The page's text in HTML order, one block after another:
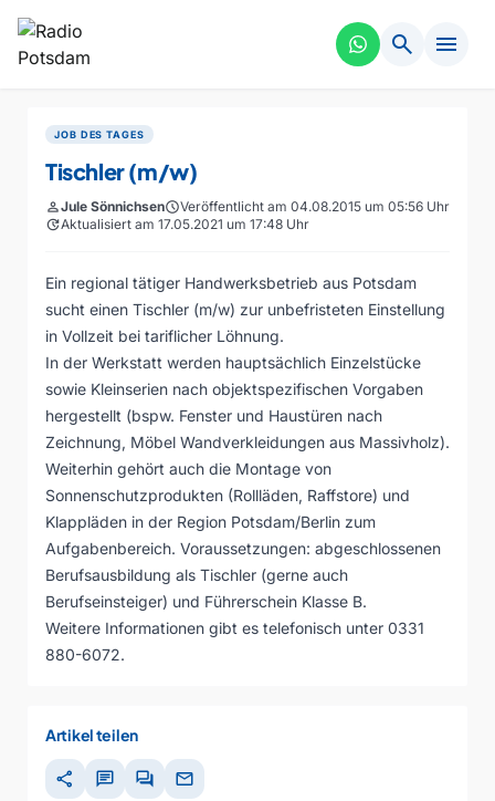
search menu
JOB DES TAGES
Tischler (m/w)
personJule SönnichsenscheduleVeröffentlicht am 04.08.2015 um 05:56 Uhr
updateAktualisiert am 17.05.2021 um 17:48 Uhr
Ein regional tätiger Handwerksbetrieb aus Potsdam
sucht einen Tischler (m/w) zur unbefristeten Einstellung
in Vollzeit bei tariflicher Löhnung.
In der Werkstatt werden hauptsächlich Einzelstücke
sowie Kleinserien nach objektspezifischen Vorgaben
hergestellt (bspw. Fenster und Haustüren nach
Zeichnung, Möbel Wandverkleidungen aus Massivholz).
Weiterhin gehört auch die Montage von
Sonnenschutzprodukten (Rollläden, Raffstore) und
Klappläden in der Region Potsdam/Berlin zum
Aufgabenbereich. Voraussetzungen: abgeschlossenen
Berufsausbildung als Tischler (gerne auch
Berufseinsteiger) und Führerschein Klasse B.
Weitere Informationen gibt es telefonisch unter 0331
880-6072.
Artikel teilen
share chat forum mail